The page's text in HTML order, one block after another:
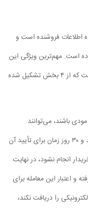
اطلاعات فروشنده است و
است. مهم‌ترین ویژگی این
صورتحساب این است که کدی ۲۲ کاراکتری است که از ۴ بخش تشکیل شده
باشند، می‌توانند
صورتحساب صادر شده را در کارپوشه خود ببینند و ۳۰ روز زمان برای تأیید آن
انجام نشود، در نهایت
و اعتبار این معامله برای
را دریافت نکند،